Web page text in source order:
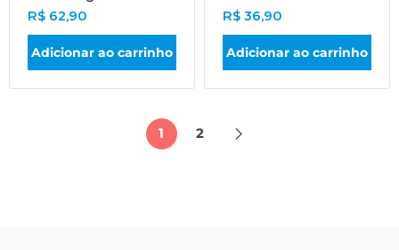
R$ 62,90
Adicionar ao carrinho
R$ 36,90
Adicionar ao carrinho
1 2